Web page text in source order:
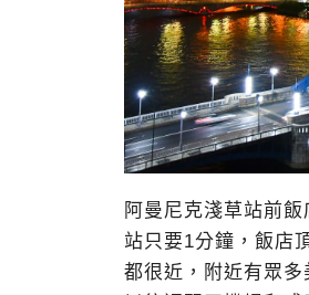
阿曼尼克淺草站前
站只要1分鐘，飯店
都很近，附近有眾